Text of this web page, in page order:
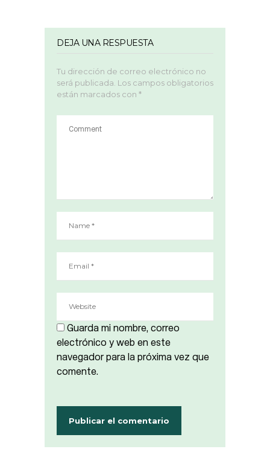
DEJA UNA RESPUESTA
Tu dirección de correo electrónico no
será publicada. Los campos obligatorios
están marcados con *
Guarda mi nombre, correo
electrónico y web en este
navegador para la próxima vez que
comente.